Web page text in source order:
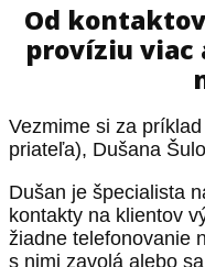
Od
províziu viac
Vezmime si za
priateľa), Dušana
Dušan je špecialista
kontakty na klientov
žiadne telefonovanie
s nimi zavolá alebo